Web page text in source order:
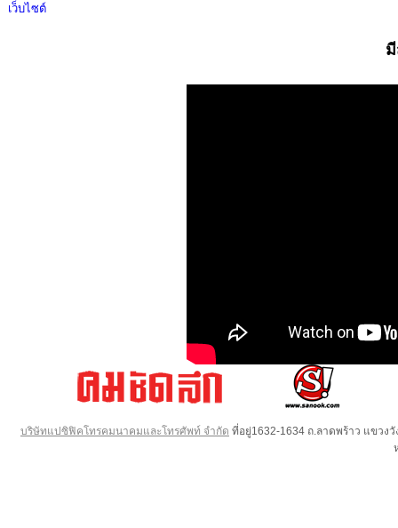
เว็บไซต์
บริษัทแปซิฟิคโทรคมนาคมและโทรศัพท์ จำกัด ที่อยู่1632-1634 ถ.ลาดพร้าว แขวง